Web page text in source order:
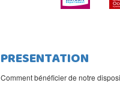
PRESENTATION
Comment bénéficier de notre